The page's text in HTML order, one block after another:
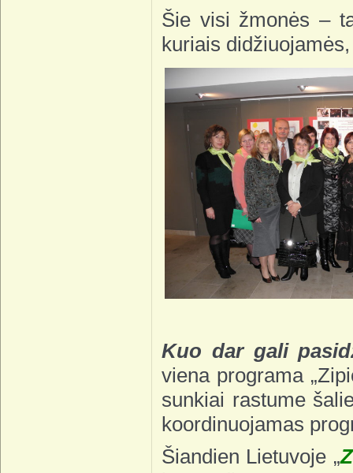
Šie visi žmonės –
kuriais
Kuo dar gali
viena programa
sunkiai rastume
koordinuojamas
Šiandien Lietuvoje „